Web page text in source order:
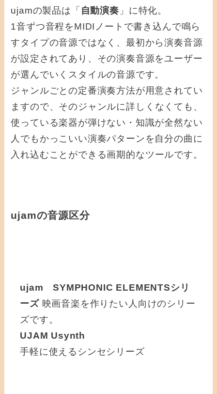
ujamの製品は「 自動演奏 」に特化。
1音ずつ音程をMIDIノートで書き込んで鳴ら
すタイプの音源ではなく、最初から演奏音源
が設定されてあり、その演奏音源をユーザー
が選んでいくスタイルの音源です。
ジャンルごとの定番演奏方法が用意されてい
ますので、 そのジャンルに詳しくなくても、
使っている楽器が弾けない・知識が全然ない
人でもかっこいい演奏パターンを自分の曲に
入れ込むことができる画期的なツールです。
ujamの音源区分
ujam SYMPHONIC ELEMENTSシリ
ーズ映画音楽を作りたい人向けのシリー
ズです。
UJAM Usynth
手軽に使えるシンセシリーズ